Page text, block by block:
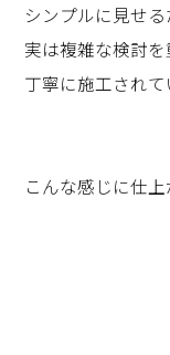
シンプルに見せる
実は複雑な検討を
丁寧に施工されて
こんな感じに仕上